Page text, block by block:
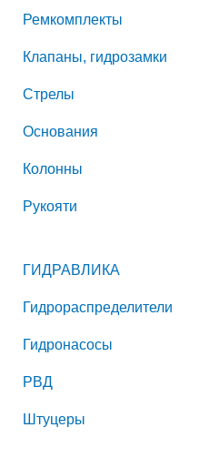
Ремкомплекты
Клапаны, гидрозамки
Стрелы
Основания
Колонны
Рукояти
ГИДРАВЛИКА
Гидрораспределители
Гидронасосы
РВД
Штуцеры